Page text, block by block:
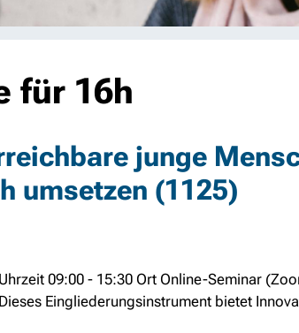
für 16h
junge
umsetzen (1125)
09:00 - 15:30 Ort Online-Seminar
Eingliederungsinstrument bietet